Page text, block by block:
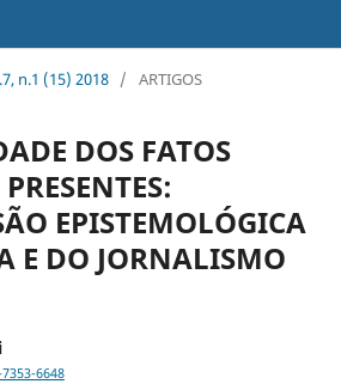
n.1 (15) 2018 / ARTIGOS
DOS FATOS
EPISTEMOLÓGICA
E DO JORNALISMO
6648